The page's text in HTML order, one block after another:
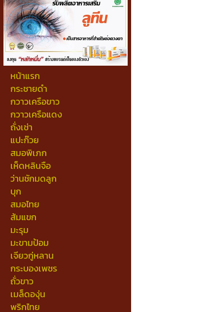
หน้าแรก
กระชายดำ
กวาวเครือขาว
กวาวเครือแดง
ถั่งเช่า
แปะก๊วย
สมอพิเภก
เห็ดหลินจือ
ว่านชักมดลูก
บุก
สมอไทย
ส้มแขก
มะรุม
มะขามป้อม
เจียวกู่หลาน
กระบองเพชร
ถั่วขาว
เมล็ดองุ่น
พริกไทย